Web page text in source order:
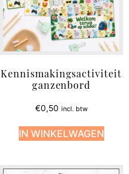
Kennismakingsactiviteit
ganzenbord
€0,50 incl. btw
IN WINKELWAGEN